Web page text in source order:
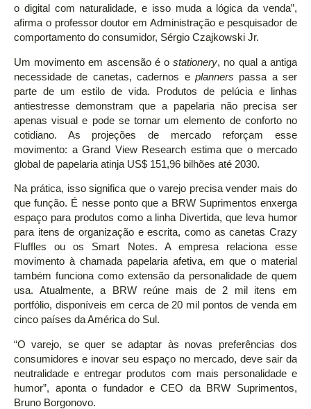
o digital com naturalidade, e isso muda a lógica da venda”,
afirma o professor doutor em Administração e pesquisador de
comportamento do consumidor, Sérgio Czajkowski Jr.
Um movimento em ascensão é ostationery, no qual a antiga
necessidade de canetas, cadernos e planners passa a ser
parte de um estilo de vida. Produtos de pelúcia e linhas
antiestresse demonstram que a papelaria não precisa ser
apenas visual e pode se tornar um elemento de conforto no
cotidiano. As projeções de mercado reforçam esse
movimento: a Grand View Research estima que o mercado
global de papelaria atinja US$ 151,96 bilhões até 2030.
Na prática, isso significa que o varejo precisa vender mais do
que função. É nesse ponto que a BRW Suprimentos enxerga
espaço para produtos como a linha Divertida, que leva humor
para itens de organização e escrita, como as canetas Crazy
Fluffles ou os Smart Notes. A empresa relaciona esse
movimento à chamada papelaria afetiva, em que o material
também funciona como extensão da personalidade de quem
usa. Atualmente, a BRW reúne mais de 2 mil itens em
portfólio, disponíveis em cerca de 20 mil pontos de venda em
cinco países da América do Sul.
“O varejo, se quer se adaptar às novas preferências dos
consumidores e inovar seu espaço no mercado, deve sair da
neutralidade e entregar produtos com mais personalidade e
humor”, aponta o fundador e CEO da BRW Suprimentos,
Bruno Borgonovo.